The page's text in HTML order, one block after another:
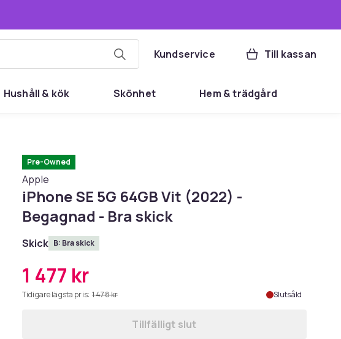
Kundservice Till kassan
Hushåll & kök Skönhet Hem & trädgård
Pre-Owned
Apple
iPhone SE 5G 64GB Vit (2022) -
Begagnad - Bra skick
Skick B: Bra skick
1 477 kr
Tidigare lägsta pris: 1 478 kr Slutsåld
Tillfälligt slut